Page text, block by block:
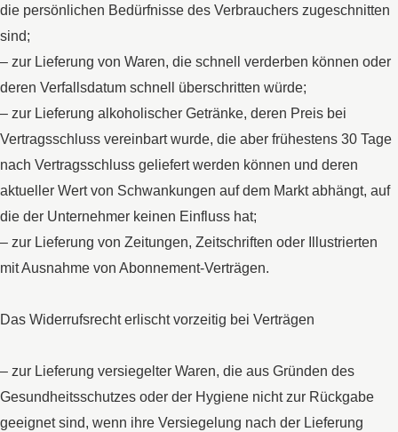
die persönlichen Bedürfnisse des Verbrauchers zugeschnitten
sind;
– zur Lieferung von Waren, die schnell verderben können oder
deren Verfallsdatum schnell überschritten würde;
– zur Lieferung alkoholischer Getränke, deren Preis bei
Vertragsschluss vereinbart wurde, die aber frühestens 30 Tage
nach Vertragsschluss geliefert werden können und deren
aktueller Wert von Schwankungen auf dem Markt abhängt, auf
die der Unternehmer keinen Einfluss hat;
– zur Lieferung von Zeitungen, Zeitschriften oder Illustrierten
mit Ausnahme von Abonnement-Verträgen.
Das Widerrufsrecht erlischt vorzeitig bei Verträgen
– zur Lieferung versiegelter Waren, die aus Gründen des
Gesundheitsschutzes oder der Hygiene nicht zur Rückgabe
geeignet sind, wenn ihre Versiegelung nach der Lieferung